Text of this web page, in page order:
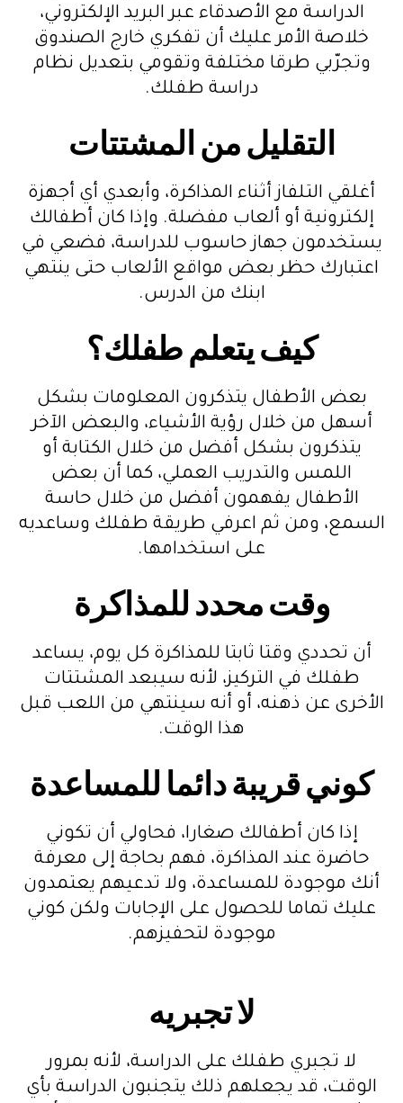
الدراسة مع الأصدقاء عبر البريد الإلكتروني،
خلاصة الأمر عليك أن تفكري خارج الصندوق
وتجرّبي طرقا مختلفة وتقومي بتعديل نظام
دراسة طفلك.
التقليل من المشتتات
أغلقي التلفاز أثناء المذاكرة، وأبعدي أي أجهزة
إلكترونية أو ألعاب مفضلة. وإذا كان أطفالك
يستخدمون جهاز حاسوب للدراسة، فضعي في
اعتبارك حظر بعض مواقع الألعاب حتى ينتهي
ابنك من الدرس.
كيف يتعلم طفلك؟
بعض الأطفال يتذكرون المعلومات بشكل
أسهل من خلال رؤية الأشياء، والبعض الآخر
يتذكرون بشكل أفضل من خلال الكتابة أو
اللمس والتدريب العملي، كما أن بعض
الأطفال يفهمون أفضل من خلال حاسة
السمع، ومن ثم اعرفي طريقة طفلك وساعديه
على استخدامها.
وقت محدد للمذاكرة
أن تحددي وقتا ثابتا للمذاكرة كل يوم، يساعد
طفلك في التركيز، لأنه سيبعد المشتتات
الأخرى عن ذهنه، أو أنه سينتهي من اللعب قبل
هذا الوقت.
كوني قريبة دائما للمساعدة
إذا كان أطفالك صغارا، فحاولي أن تكوني
حاضرة عند المذاكرة، فهم بحاجة إلى معرفة
أنك موجودة للمساعدة، ولا تدعيهم يعتمدون
عليك تماما للحصول على الإجابات ولكن كوني
موجودة لتحفيزهم.
لا تجبريه
لا تجبري طفلك على الدراسة، لأنه بمرور
الوقت، قد يجعلهم ذلك يتجنبون الدراسة بأي